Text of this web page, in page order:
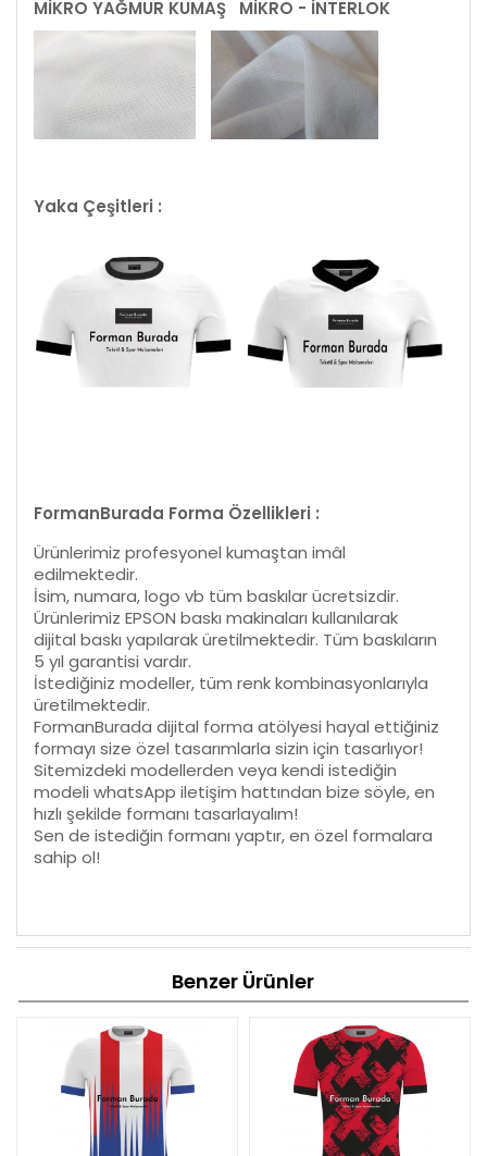
MİKRO YAĞMUR KUMAŞ MİKRO - İNTERLOK
Yaka Çeşitleri :
FormanBurada Forma Özellikleri :
Ürünlerimiz profesyonel kumaştan imâl
edilmektedir.
İsim, numara, logo vb tüm baskılar ücretsizdir.
Ürünlerimiz EPSON baskı makinaları kullanılarak
dijital baskı yapılarak üretilmektedir. Tüm baskıların
5 yıl garantisi vardır.
İstediğiniz modeller, tüm renk kombinasyonlarıyla
üretilmektedir.
FormanBurada dijital forma atölyesi hayal ettiğiniz
formayı size özel tasarımlarla sizin için tasarlıyor!
Sitemizdeki modellerden veya kendi istediğin
modeli whatsApp iletişim hattından bize söyle, en
hızlı şekilde formanı tasarlayalım!
Sen de istediğin formanı yaptır, en özel formalara
sahip ol!
Benzer Ürünler